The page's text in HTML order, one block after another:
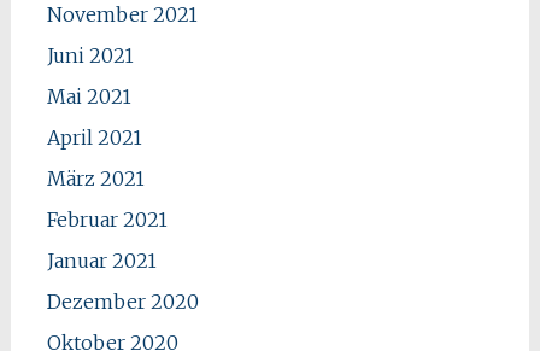
November 2021
Juni 2021
Mai 2021
April 2021
März 2021
Februar 2021
Januar 2021
Dezember 2020
Oktober 2020